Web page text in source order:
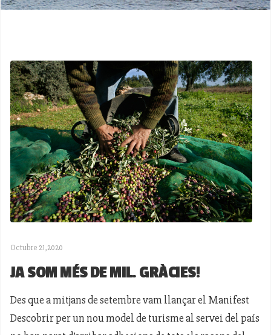
Octubre 21,2020
JA SOM MÉS DE MIL. GRÀCIES!
Des que a mitjans de setembre vam llançar el Manifest
Descobrir per un nou model de turisme al servei del país